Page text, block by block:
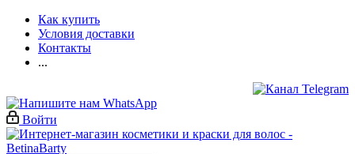
Как купить
Условия доставки
Контакты
...
Войти